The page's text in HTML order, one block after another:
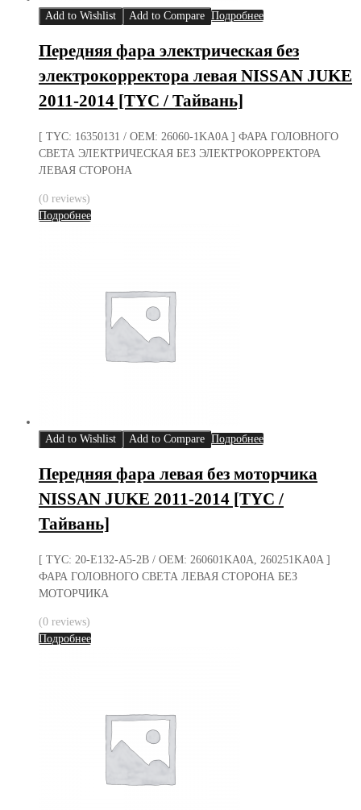
Add to Wishlist Add to Compare Подробнее
Передняя фара электрическая без
электрокорректора левая NISSAN JUKE
2011-2014 [TYC / Тайвань]
[ TYC: 16350131 / OEM: 26060-1KA0A ] ФАРА ГОЛОВНОГО
СВЕТА ЭЛЕКТРИЧЕСКАЯ БЕЗ ЭЛЕКТРОКОРРЕКТОРА
ЛЕВАЯ СТОРОНА
(0 reviews)
Подробнее
Add to Wishlist Add to Compare Подробнее
Передняя фара левая без моторчика
NISSAN JUKE 2011-2014 [TYC /
Тайвань]
[ TYC: 20-E132-A5-2B / OEM: 260601KA0A, 260251KA0A ]
ФАРА ГОЛОВНОГО СВЕТА ЛЕВАЯ СТОРОНА БЕЗ
МОТОРЧИКА
(0 reviews)
Подробнее